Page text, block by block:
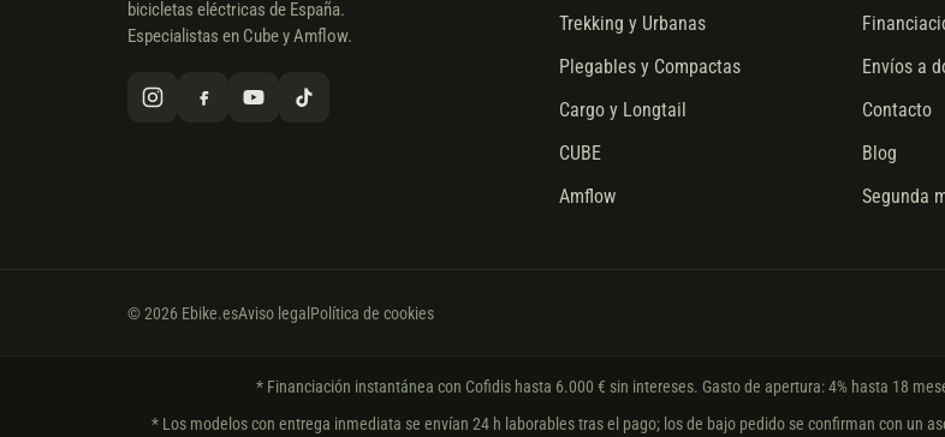
bicicletas eléctricas de España.
Especialistas en Cube y Amflow.
Trekking y Urbanas
Plegables y Compactas
Cargo y Longtail
CUBE
Amflow
Envíos a
Contacto
Blog
Segunda
© 2026 Ebike.esAviso legal Política de cookies
* Financiación instantánea con Cofidis hasta 6.000 € sin intereses. Gasto de apertura: 4% hasta 18
* Los modelos con entrega inmediata se envían 24 h laborables tras el pago; los de bajo pedido se confirman con un